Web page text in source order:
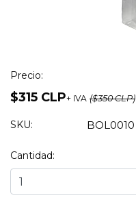
Precio:
$315 CLP+ IVA ($350 CLP)
SKU: BOL0010
Cantidad: